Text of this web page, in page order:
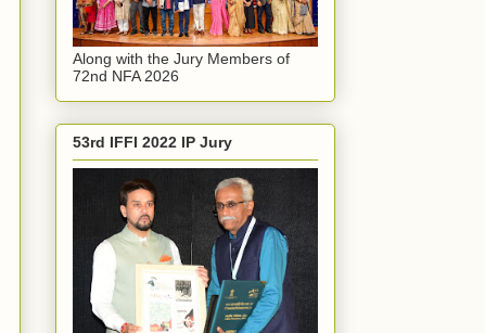
Along with the Jury Members of
72nd NFA 2026
53rd IFFI 2022 IP Jury